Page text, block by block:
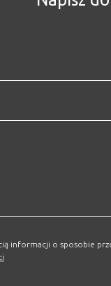
informacji o sposobie